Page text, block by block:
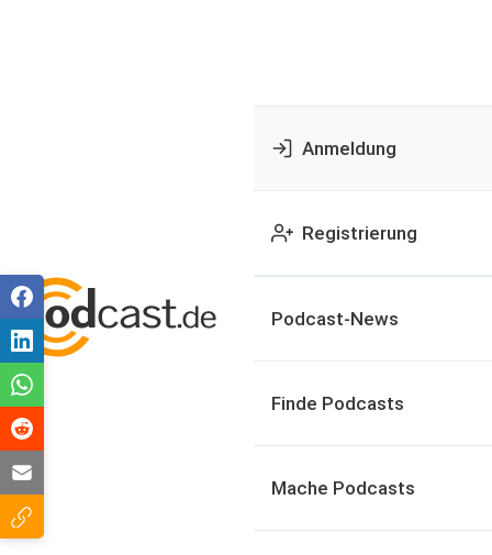
Anmeldung
Registrierung
Podcast-News
Finde Podcasts
Mache Podcasts